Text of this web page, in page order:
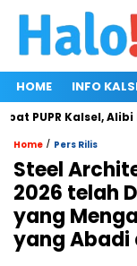
HOME INFO
PUPR Kalsel, Alibi
Home / Pers Rilis
Steel
2026 telah
yang
yang Abadi